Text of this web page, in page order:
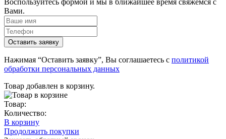
Вами.
Нажимая “Оставить заявку”, Вы соглашаетесь с политикой
обработки персональных данных
Товар добавлен в корзину.
Товар:
Количество:
В корзину
Продолжить покупки